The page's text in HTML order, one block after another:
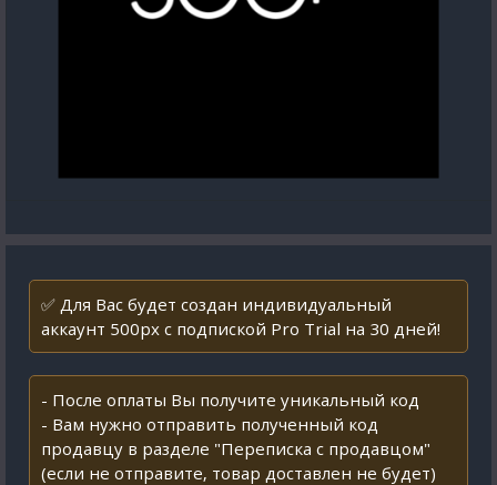
✅ Для Вас будет создан индивидуальный
аккаунт 500px с подпиской Pro Trial на 30 дней!
- После оплаты Вы получите уникальный код
- Вам нужно отправить полученный код
продавцу в разделе "Переписка с продавцом"
(если не отправите, товар доставлен не будет)